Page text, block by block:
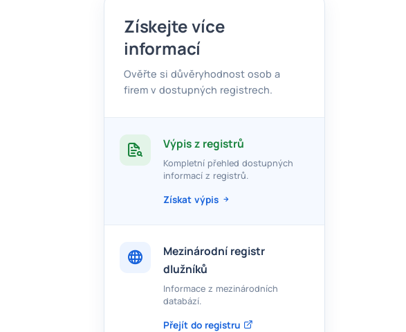
Získejte více
informací
Ověřte si důvěryhodnost osob a
firem v dostupných registrech.
Výpis z registrů
Kompletní přehled dostupných
informací z registrů.
Získat výpis
Mezinárodní registr
dlužníků
Informace z mezinárodních
databází.
Přejít do registru